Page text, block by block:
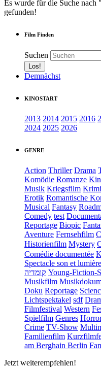
Es wurde für die Suche
gefunden!
Film Finden
Suchen
Demnächst
KINOSTART
2013 2014 2015 2016
2024 2025 2026
GENRE
Action Thriller Drama
Komödie Romanze
Musik Kriegsfilm Krimi
Erotik Romantische
Musical Fantasy
Comedy test
Reportage Biopic
Aventure Fernsehfilm
Historienfilm Mystery
Comédie documentée
Spectacle son et lumière
קומדיה Young-Fiction-
Musikfilm
Doku Reportage
Lichtspektakel sdf
Filmfestival Western
Spielfilm Genres
Crime TV-Show
Familienfilm
am Berghain Berlin
Jetzt weiterempfehlen!